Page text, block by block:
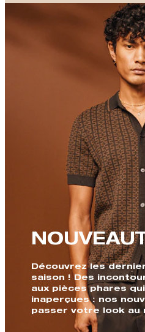
Découvrez les
saison ! Des
aux pièces phares
inaperçues : nos
passer votre look au